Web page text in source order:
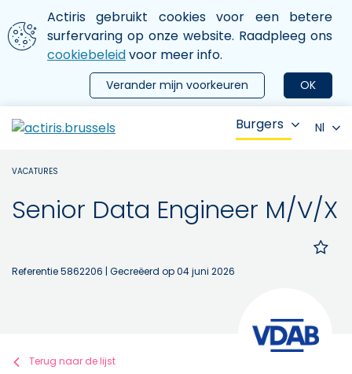
Aller au contenu principal
We gebruiken cookies
Actiris gebruikt cookies voor een betere
surfervaring op onze website. Raadpleeg ons
cookiebeleidvoor meer info.
OK
Verander mijn voorkeuren
le menu
Burgers Nl
VACATURES
Senior Data Engineer M/V/X
Referentie 5862206 | Gecreëerd op 04 juni 2026
Terug naar de lijst